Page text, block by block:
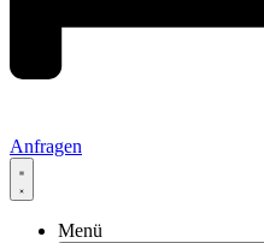
Anfragen
Menü